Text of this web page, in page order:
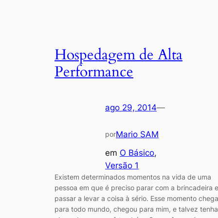
Hospedagem de Alta
Performance
ago 29, 2014—
porMario SAM
em O Básico
Versão 1
Existem determinados momentos na vida de uma
pessoa em que é preciso parar com a brincadeira e
passar a levar a coisa à sério. Esse momento chega
para todo mundo, chegou para mim, e talvez tenha